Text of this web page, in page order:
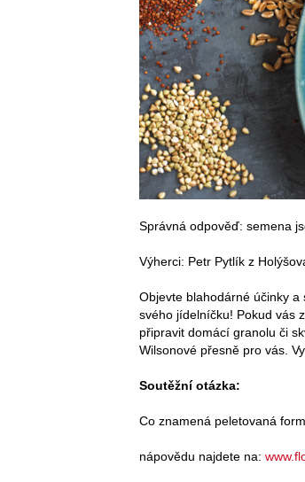
Správná odpověď: semena
Výherci: Petr Pytlík z
Objevte blahodárné účinky
svého jídelníčku! Pokud vás
připravit domácí granolu či
Wilsonové přesně pro vás.
Soutěžní otázka:
Co znamená peletovaná
nápovědu najdete na: